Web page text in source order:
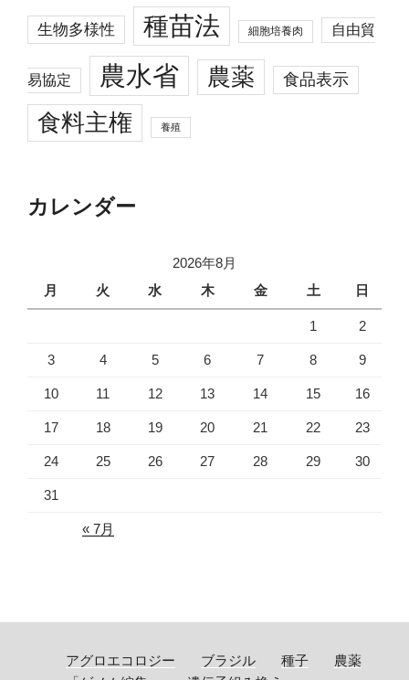
生物多様性 種苗法 細胞培養肉 自由貿
易協定 農水省 農薬 食品表示
食料主権 養殖
カレンダー
2026年8月
月
火 水 木 金 土 日
1 2
3 4 5 6 7 8 9
10 11 12 13 14 15 16
17 18 19 20 21 22 23
24 25 26 27 28 29 30
31
« 7月
アグロエコロジー ブラジル 種子
農薬